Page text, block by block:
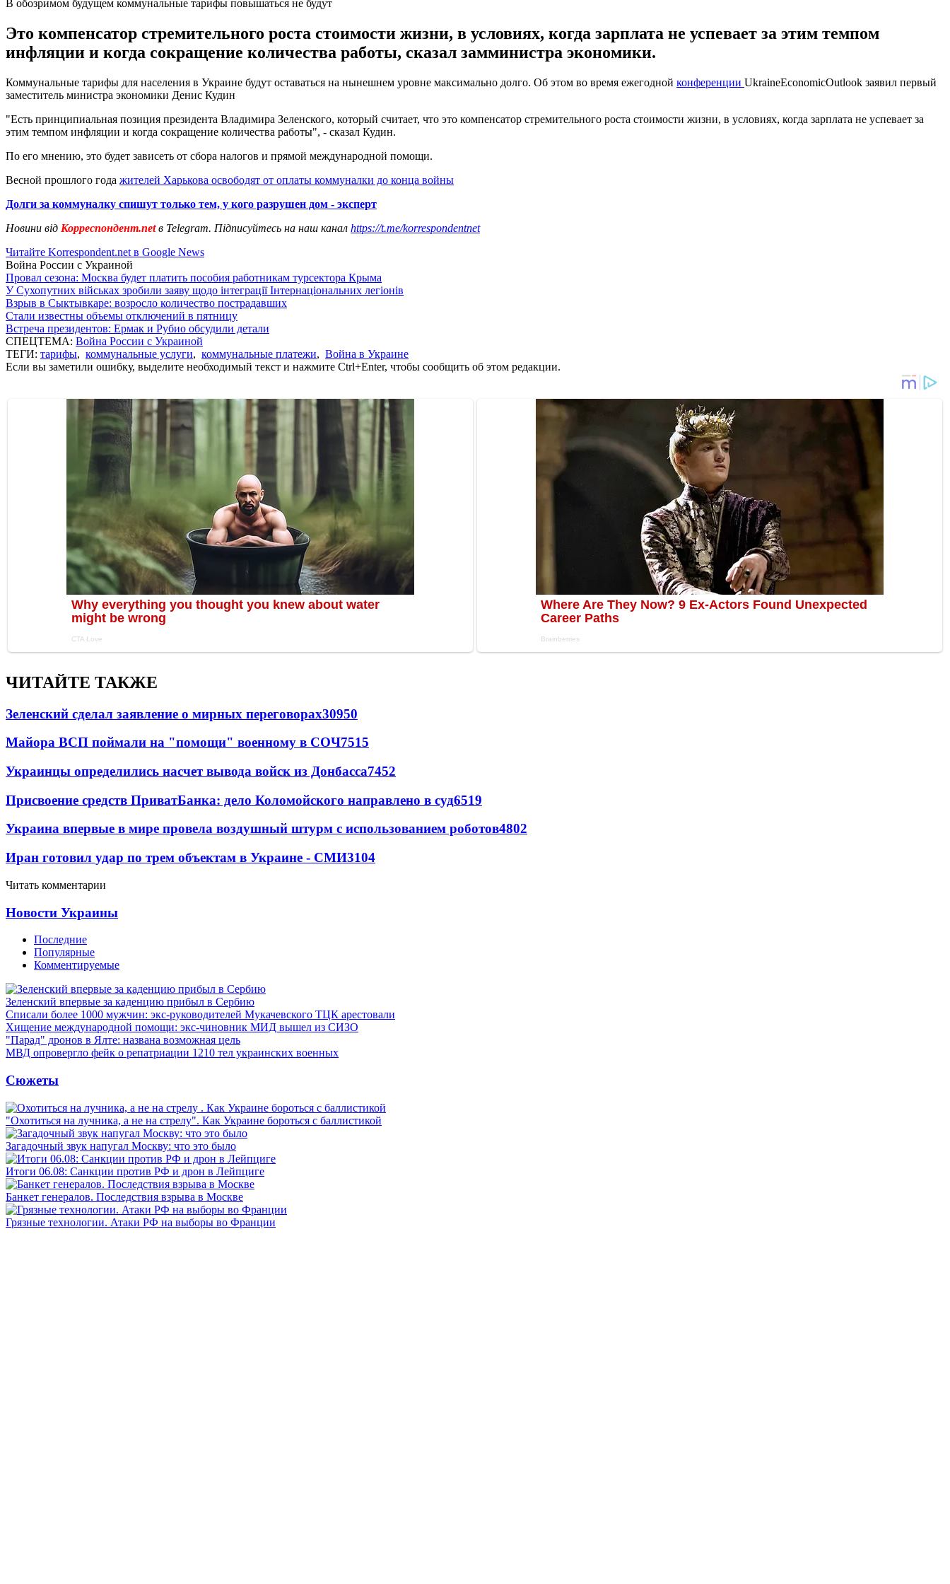
В обозримом будущем коммунальные тарифы повышаться не будут
Это компенсатор стремительного роста стоимости жизни, в условиях, когда зарплата не успевает за этим темпом
инфляции и когда сокращение количества работы, сказал замминистра экономики.
Коммунальные тарифы для населения в Украине будут оставаться на нынешнем уровне максимально долго. Об этом во время ежегодной конференции UkraineEconomicOutlook заявил первый
заместитель министра экономики Денис Кудин
"Есть принципиальная позиция президента Владимира Зеленского, который считает, что это компенсатор стремительного роста стоимости жизни, в условиях, когда зарплата не успевает за
этим темпом инфляции и когда сокращение количества работы", - сказал Кудин.
По его мнению, это будет зависеть от сбора налогов и прямой международной помощи.
Весной прошлого года жителей Харькова освободят от оплаты коммуналки до конца войны
Долги за коммуналку спишут только тем, у кого разрушен дом - эксперт
Новини від Корреспондент.netв Telegram. Підписуйтесь на наш канал https://t.me/korrespondentnet
Читайте Korrespondent.net в Google News
Война России с Украиной
Провал сезона: Москва будет платить пособия работникам турсектора Крыма
У Сухопутних військах зробили заяву щодо інтеграції Інтернаціональних легіонів
Взрыв в Сыктывкаре: возросло количество пострадавших
Стали известны объемы отключений в пятницу
Встреча президентов: Ермак и Рубио обсудили детали
СПЕЦТЕМА: Война России с Украиной
ТЕГИ: тарифы, коммунальные услуги, коммунальные платежи, Война в Украине
Если вы заметили ошибку, выделите необходимый текст и нажмите Ctrl+Enter, чтобы сообщить об этом редакции.
ЧИТАЙТЕ ТАКЖЕ
Зеленский сделал заявление о мирных переговорах30950
Майора ВСП поймали на "помощи" военному в СОЧ7515
Украинцы определились насчет вывода войск из Донбасса7452
Присвоение средств ПриватБанка: дело Коломойского направлено в суд6519
Украина впервые в мире провела воздушный штурм с использованием роботов4802
Иран готовил удар по трем объектам в Украине - СМИ3104
Читать комментарии
Новости Украины
Последние
Популярные
Комментируемые
Зеленский впервые за каденцию прибыл в Сербию
Списали более 1000 мужчин: экс-руководителей Мукачевского ТЦК арестовали
Хищение международной помощи: экс-чиновник МИД вышел из СИЗО
"Парад" дронов в Ялте: названа возможная цель
МВД опровергло фейк о репатриации 1210 тел украинских военных
Сюжеты
"Охотиться на лучника, а не на стрелу". Как Украине бороться с баллистикой
Загадочный звук напугал Москву: что это было
Итоги 06.08: Санкции против РФ и дрон в Лейпциге
Банкет генералов. Последствия взрыва в Москве
Грязные технологии. Атаки РФ на выборы во Франции